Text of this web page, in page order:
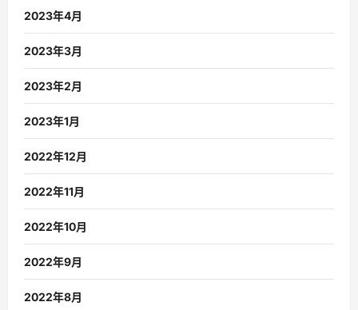
2023年4月
2023年3月
2023年2月
2023年1月
2022年12月
2022年11月
2022年10月
2022年9月
2022年8月